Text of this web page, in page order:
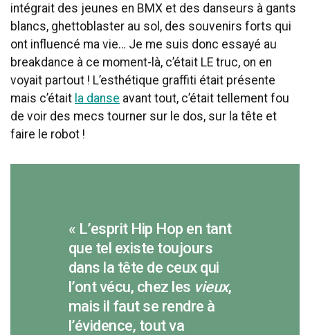
intégrait des jeunes en BMX et des danseurs à gants
blancs, ghettoblaster au sol, des souvenirs forts qui
ont influencé ma vie… Je me suis donc essayé au
breakdance à ce moment-là, c’était LE truc, on en
voyait partout ! L’esthétique graffiti était présente
mais c’était la danse avant tout, c’était tellement fou
de voir des mecs tourner sur le dos, sur la tête et
faire le robot !
« L’esprit Hip Hop en tant
que tel existe toujours
dans la tête de ceux qui
l’ont vécu, chez les vieux,
mais il faut se rendre à
l’évidence, tout va